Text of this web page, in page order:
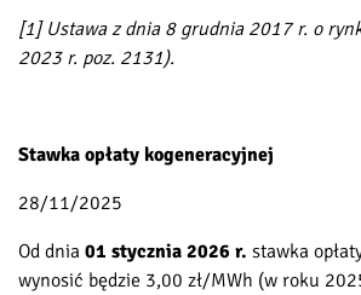
[1] Ustawa z dnia 8 grudnia 2017 r. o
2023 r. poz. 2131).
Stawka opłaty kogeneracyjnej
28/11/2025
Od dnia 01 stycznia 2026 r. stawka
wynosić będzie 3,00 zł/MWh (w roku